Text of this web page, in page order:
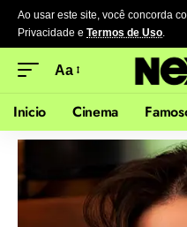
Ao usar este site, você concorda
Privacidade e Termos de Uso.
Aa
Inicio Cinema